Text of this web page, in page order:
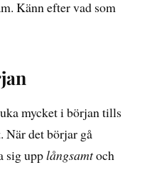
Känn efter vad som
mycket i början tills
När det börjar gå
sig upplångsamtoch